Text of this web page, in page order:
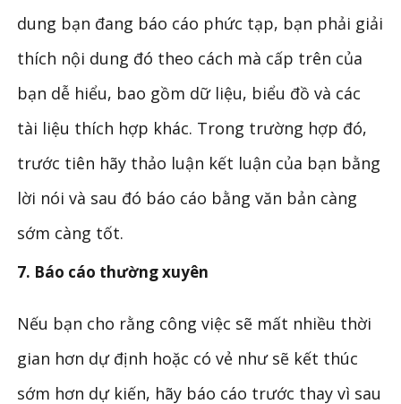
dung bạn đang báo cáo phức tạp, bạn phải giải
thích nội dung đó theo cách mà cấp trên của
bạn dễ hiểu, bao gồm dữ liệu, biểu đồ và các
tài liệu thích hợp khác. Trong trường hợp đó,
trước tiên hãy thảo luận kết luận của bạn bằng
lời nói và sau đó báo cáo bằng văn bản càng
sớm càng tốt.
7. Báo cáo thường xuyên
Nếu bạn cho rằng công việc sẽ mất nhiều thời
gian hơn dự định hoặc có vẻ như sẽ kết thúc
sớm hơn dự kiến, hãy báo cáo trước thay vì sau